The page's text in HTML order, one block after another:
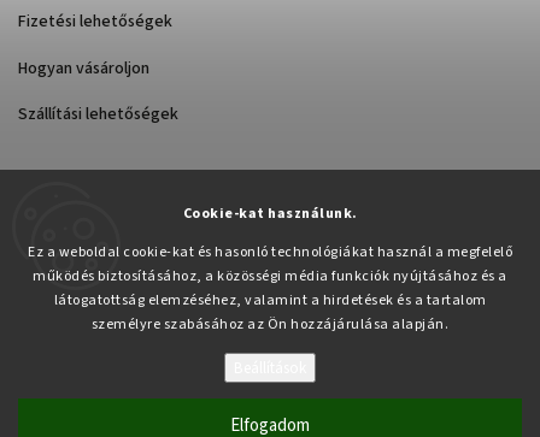
Cookie-kat használunk.
Ez a weboldal cookie-kat és hasonló technológiákat használ a megfelelő
működés biztosításához, a közösségi média funkciók nyújtásához és a
látogatottság elemzéséhez, valamint a hirdetések és a tartalom
személyre szabásához az Ön hozzájárulása alapján.
Elfogadom
Fizetési lehetőségek
Hogyan vásároljon
Szállítási lehetőségek
Copyright 2026Pabex.hu. Minden jog fenntartva.
Süti beállítások szerkesztése